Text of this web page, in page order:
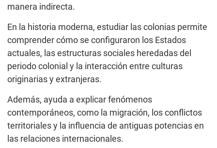
manera indirecta.
En la historia moderna, estudiar las colonias permite
comprender cómo se configuraron los Estados
actuales, las estructuras sociales heredadas del
periodo colonial y la interacción entre culturas
originarias y extranjeras.
Además, ayuda a explicar fenómenos
contemporáneos, como la migración, los conflictos
territoriales y la influencia de antiguas potencias en
las relaciones internacionales.